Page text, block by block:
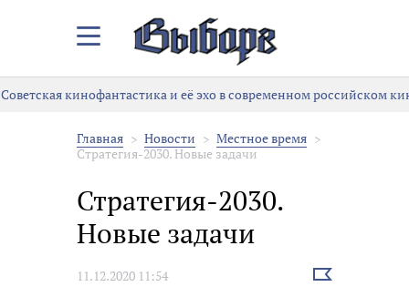
Закрыть/
меню
кинофантастика и её эхо в современном российском кино
Главная Новости
Местное время
Стратегия-2030. Новые задачи
Стратегия-2030.
Новые задачи
11.12.2020 11:54
Выбрать